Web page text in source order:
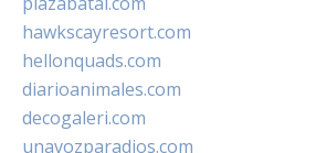
hawkscayresort.com
hellonquads.com
diarioanimales.com
decogaleri.com
unavozparadios.com